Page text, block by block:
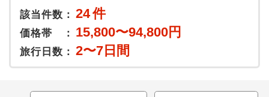
該当件数： 24件
価格帯 ： 15,800〜94,800円
旅行日数： 2〜7日間